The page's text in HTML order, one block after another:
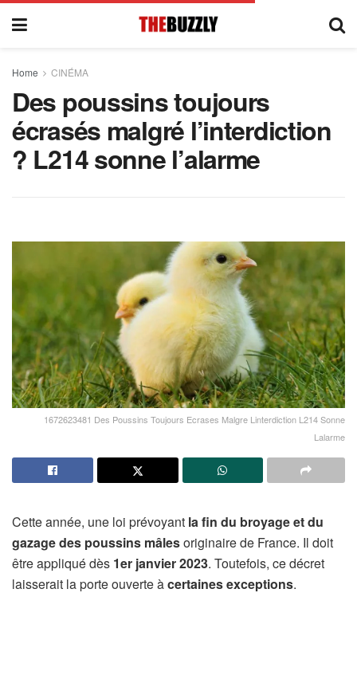
Home CINÉMA
Des poussins toujours
écrasés malgré l’interdiction
? L214 sonne l’alarme
1672623481 Des Poussins Toujours Ecrases Malgre Linterdiction L214 Sonne
Lalarme
Cette année, une loi prévoyant la fin du broyage et du
gazage des poussins mâlesoriginaire de France. Il doit
être appliqué dès 1er janvier 2023. Toutefois, ce décret
laisserait la porte ouverte àcertaines exceptions.